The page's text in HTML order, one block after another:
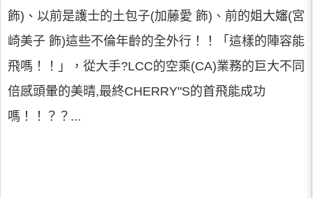
飾)、以前是護士的土包子(加藤愛 飾)、前的姐大嬸(宮
崎美子 飾)這些不倫年齡的全外行！！「這樣的陣容能
飛嗎！！」，從大手?LCC的空乘(CA)業務的巨大不同
倍感頭暈的美晴,最終CHERRY"S的首飛能成功
嗎！！？？...